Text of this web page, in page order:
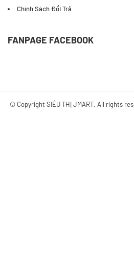
Chính Sách Đổi Trả
FANPAGE FACEBOOK
© Copyright SIÊU THỊ JMART. All rights